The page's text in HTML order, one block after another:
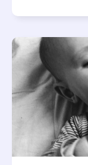
APPEL À SOUTIEN